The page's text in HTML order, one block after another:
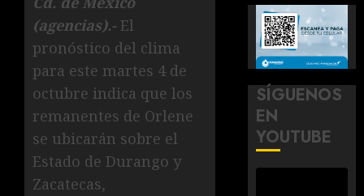
(agencias).- El
pronóstico del clima
para este martes 4 de
octubre indica que los
remanentes de Orlene
se ubicarán sobre el
Estado de Durango y
Zacatecas,
SÍGUENOS
EN
YOUTUBE